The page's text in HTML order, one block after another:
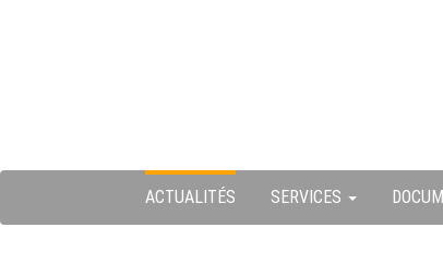
ACTUALITÉS SERVICES